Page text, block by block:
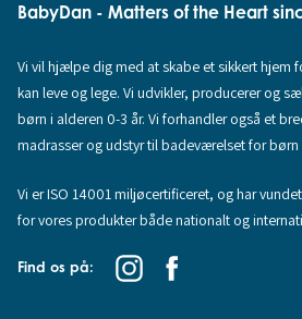
BabyDan - Matters of the Heart
Vi vil hjælpe dig med at skabe et sikkert hjem
kan leve og lege. Vi udvikler, producerer og
børn i alderen 0-3 år. Vi forhandler også et
madrasser og udstyr til badeværelset for
Vi er ISO 14001 miljøcertificeret, og har
for vores produkter både nationalt og
Find os på: